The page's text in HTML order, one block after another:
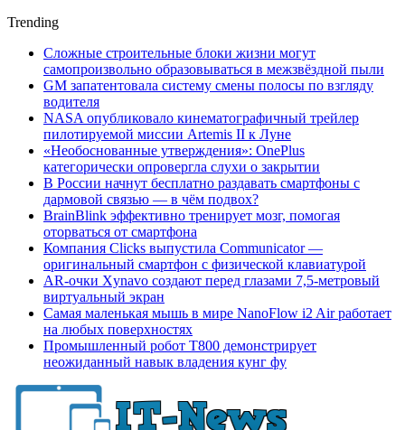
Trending
Сложные строительные блоки жизни могут
самопроизвольно образовываться в межзвёздной пыли
GM запатентовала систему смены полосы по взгляду
водителя
NASA опубликовало кинематографичный трейлер
пилотируемой миссии Artemis II к Луне
«Необоснованные утверждения»: OnePlus
категорически опровергла слухи о закрытии
В России начнут бесплатно раздавать смартфоны с
дармовой связью — в чём подвох?
BrainBlink эффективно тренирует мозг, помогая
оторваться от смартфона
Компания Clicks выпустила Communicator —
оригинальный смартфон с физической клавиатурой
AR-очки Xynavo создают перед глазами 7,5-метровый
виртуальный экран
Самая маленькая мышь в мире NanoFlow i2 Air работает
на любых поверхностях
Промышленный робот Т800 демонстрирует
неожиданный навык владения кунг фу